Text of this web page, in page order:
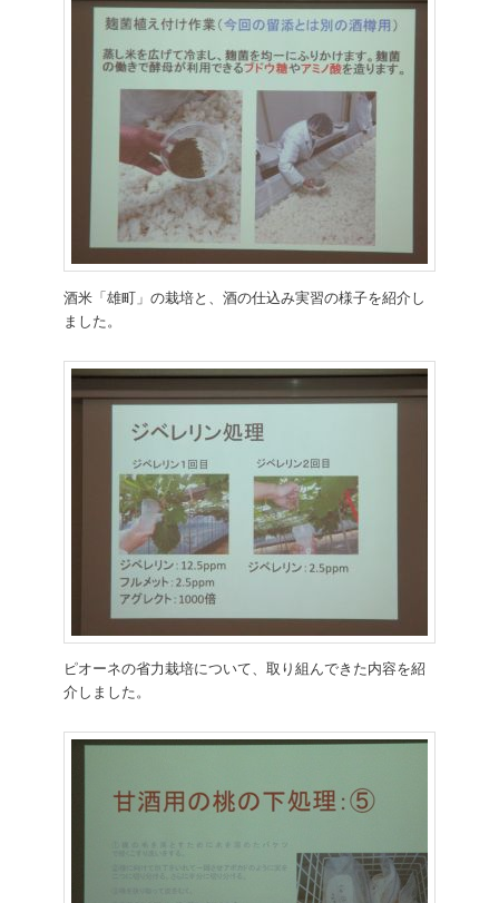
酒米「雄町」の栽培と、酒の仕込み実習の様子を紹介し
ました。
ピオーネの省力栽培について、取り組んできた内容を紹
介しました。